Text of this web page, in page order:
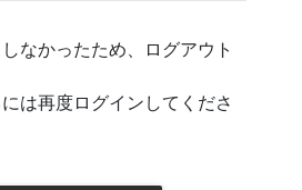
なかったため、ログアウト
は再度ログインしてくださ